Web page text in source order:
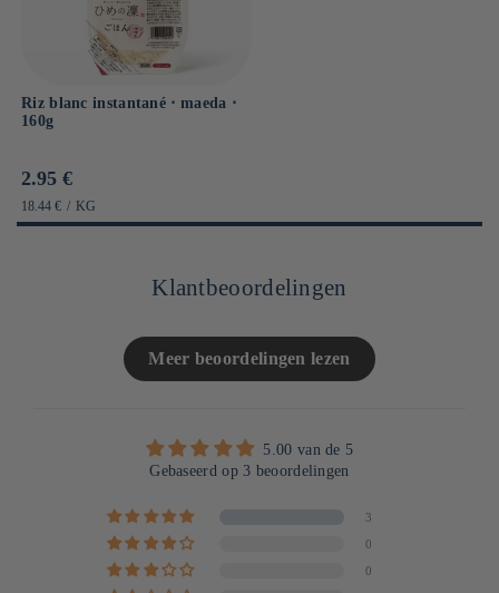
Riz blanc instantané ⋅ maeda ⋅
160g
Prix
habituel
2.95 €
PRIX
UNITAIRE
18.44 € / PAR
KG
Klantbeoordelingen
Meer beoordelingen lezen
5.00 van de 5
Gebaseerd op 3 beoordelingen
3
0
0